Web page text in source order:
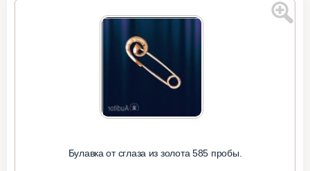
Булавка от сглаза из золота 585 пробы.